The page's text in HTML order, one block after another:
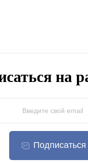
на
Подписаться